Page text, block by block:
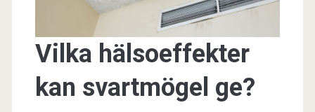
Vilka hälsoeffekter
kan svartmögel ge?